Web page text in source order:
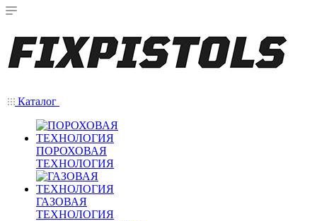
Каталог
ПОРОХОВАЯ
ТЕХНОЛОГИЯ
ГАЗОВАЯ
ТЕХНОЛОГИЯ